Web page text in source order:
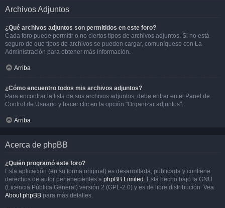
Archivos Adjuntos
¿Qué archivos adjuntos son permitidos en este foro?
Cada foro puede permitir o no ciertos tipos de archivos adjuntos. Si no está
seguro de que tipos de archivos se pueden cargar, comuníquese con La
Administración para obtener más información.
Arriba
¿Cómo encuentro todos mis archivos adjuntos?
Para encontrar la lista de sus archivos adjuntos, debe entrar en el Panel de
Control de Usuario y hacer clic en la opción "Organizar adjuntos".
Arriba
Acerca de phpBB
¿Quién programó este foro?
Esta aplicación (en su forma original) es desarrollada, publicada y contiene
derechos de autor pertenecientes a phpBB Limited . Está hecho bajo la GNU
(Licencia Pública General) versión 2 (GPL-2.0) y es de libre distribución. Vea
About phpBB para más detalles.